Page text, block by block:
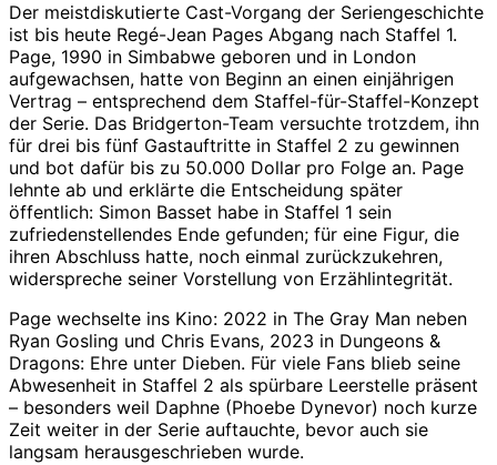
Der meistdiskutierte Cast-Vorgang der Seriengeschichte
ist bis heute Regé-Jean Pages Abgang nach Staffel 1.
Page, 1990 in Simbabwe geboren und in London
aufgewachsen, hatte von Beginn an einen einjährigen
Vertrag – entsprechend dem Staffel-für-Staffel-Konzept
der Serie. Das Bridgerton-Team versuchte trotzdem, ihn
für drei bis fünf Gastauftritte in Staffel 2 zu gewinnen
und bot dafür bis zu 50.000 Dollar pro Folge an. Page
lehnte ab und erklärte die Entscheidung später
öffentlich: Simon Basset habe in Staffel 1 sein
zufriedenstellendes Ende gefunden; für eine Figur, die
ihren Abschluss hatte, noch einmal zurückzukehren,
widerspreche seiner Vorstellung von Erzählintegrität.
Page wechselte ins Kino: 2022 in The Gray Man neben
Ryan Gosling und Chris Evans, 2023 in Dungeons &
Dragons: Ehre unter Dieben. Für viele Fans blieb seine
Abwesenheit in Staffel 2 als spürbare Leerstelle präsent
– besonders weil Daphne (Phoebe Dynevor) noch kurze
Zeit weiter in der Serie auftauchte, bevor auch sie
langsam herausgeschrieben wurde.